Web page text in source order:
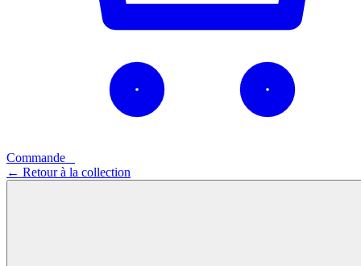
Commande
← Retour à la collection